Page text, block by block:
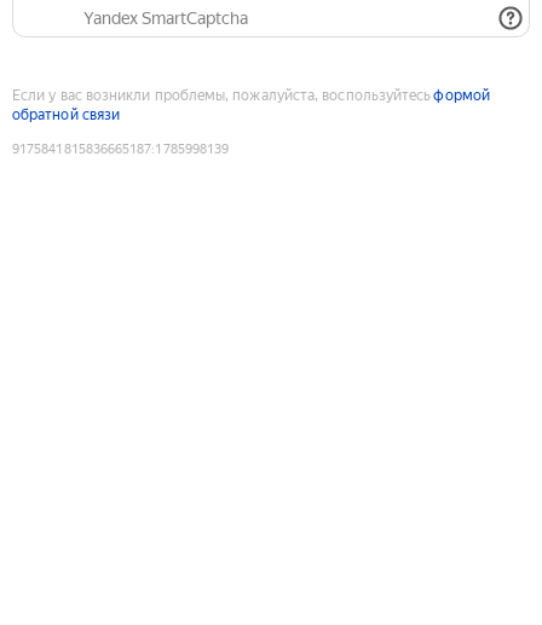
Yandex SmartCaptcha
Если у вас возникли проблемы, пожалуйста, воспользуйтесьформой
обратной связи
9175841815836665187:1785998139